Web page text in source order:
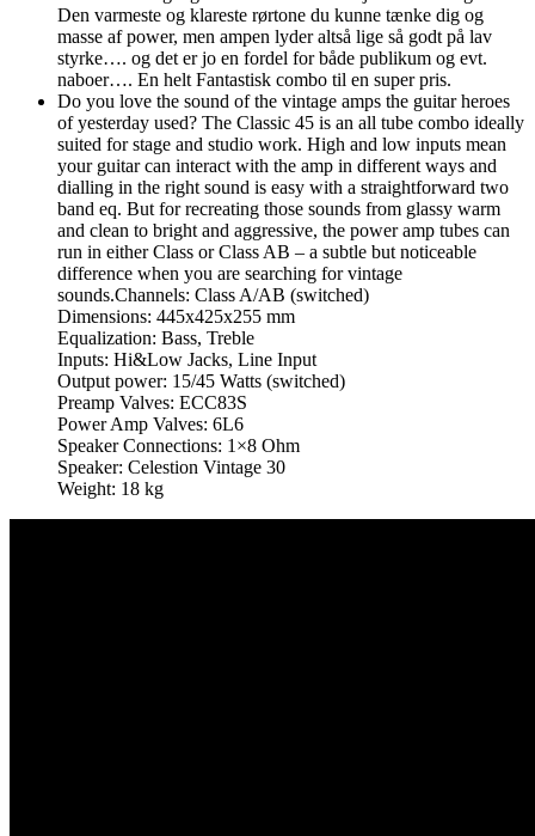
Den varmeste og klareste rørtone du kunne tænke dig og
masse af power, men ampen lyder altså lige så godt på lav
styrke…. og det er jo en fordel for både publikum og evt.
naboer…. En helt Fantastisk combo til en super pris.
Do you love the sound of the vintage amps the guitar heroes
of yesterday used? The Classic 45 is an all tube combo ideally
suited for stage and studio work. High and low inputs mean
your guitar can interact with the amp in different ways and
dialling in the right sound is easy with a straightforward two
band eq. But for recreating those sounds from glassy warm
and clean to bright and aggressive, the power amp tubes can
run in either Class or Class AB – a subtle but noticeable
difference when you are searching for vintage
sounds.Channels: Class A/AB (switched)
Dimensions: 445x425x255 mm
Equalization: Bass, Treble
Inputs: Hi&Low Jacks, Line Input
Output power: 15/45 Watts (switched)
Preamp Valves: ECC83S
Power Amp Valves: 6L6
Speaker Connections: 1×8 Ohm
Speaker: Celestion Vintage 30
Weight: 18 kg